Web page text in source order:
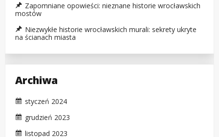
Zapomniane opowieści: nieznane historie wrocławskich
mostów
Niezwykłe historie wrocławskich murali: sekrety ukryte
na ścianach miasta
Archiwa
styczeń 2024
grudzień 2023
listopad 2023